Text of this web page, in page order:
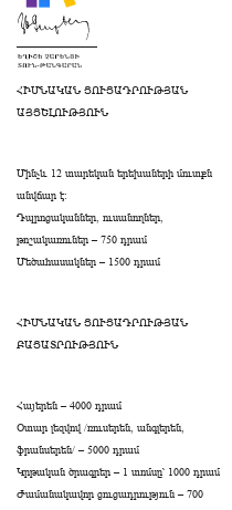
ՀԻՄՆԱԿԱՆ ՑՈՒՑԱԴՐՈՒԹՅԱՆ
ԱՅՑԵԼՈՒԹՅՈՒՆ
Մինչև 12 տարեկան երեխաների մուտքն
անվճար է։
Դպրոցականներ, ուսանողներ,
թոշակառուներ – 750 դրամ
Մեծահասակներ – 1500 դրամ
ՀԻՄՆԱԿԱՆ ՑՈՒՑԱԴՐՈՒԹՅԱՆ
ԲԱՑԱՏՐՈՒԹՅՈՒՆ
Հայերեն – 4000 դրամ
Օտար լեզվով /ռուսերեն, անգլերեն,
ֆրանսերեն/ – 5000 դրամ
Կրթական ծրագրեր – 1 տոմսը՝ 1000 դրամ
Ժամանակավոր ցուցադրություն – 700